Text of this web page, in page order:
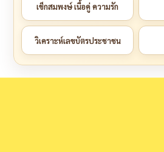
เช็กสมพงษ์ เนื้อคู่ ความรัก
วิเคราะห์เลขบัตรประชาชน